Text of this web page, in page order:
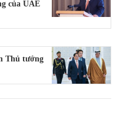
của UAE
Thủ tướng